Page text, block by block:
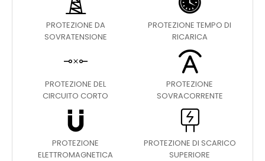
PROTEZIONE DA
SOVRATENSIONE
PROTEZIONE TEMPO DI
RICARICA
PROTEZIONE DEL
CIRCUITO CORTO
PROTEZIONE
SOVRACORRENTE
PROTEZIONE
ELETTROMAGNETICA
PROTEZIONE DI SCARICO
SUPERIORE